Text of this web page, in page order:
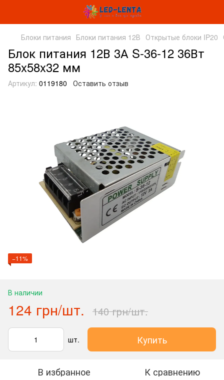
Блоки питания Блоки питания 12В Открытые блоки IP20
Блок питания 12В 3А S-36-12 36Вт
85x58x32 мм
Артикул: 0119180 Оставить отзыв
−11%
В наличии
124 грн/шт. 140 грн/шт.
шт. Купить
В избранное К сравнению